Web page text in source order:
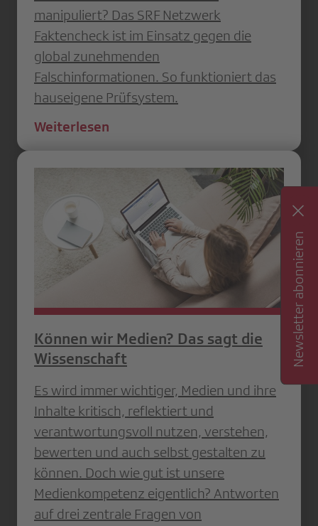
manipuliert? Das SRF Netzwerk
Faktencheck ist im Einsatz gegen die
global zunehmenden
Falschinformationen. So funktioniert das
hauseigene Prüfsystem.
Weiterlesen
Können wir Medien? Das sagt die
Wissenschaft
Es wird immer wichtiger, Medien und ihre
Inhalte kritisch, reflektiert und
verantwortungsvoll nutzen, verstehen,
bewerten und auch selbst gestalten zu
können. Doch wie gut ist unsere
Medienkompetenz eigentlich? Antworten
auf drei zentrale Fragen von
Newsletter abonnieren